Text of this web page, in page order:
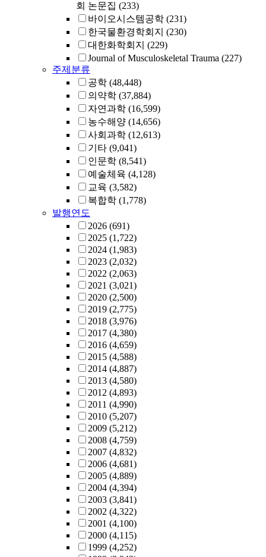
회 논문집 (233)
바이오시스템공학 (231)
한국물환경학회지 (230)
대한화학회지 (229)
Journal of Musculoskeletal Trauma (227)
주제분류
공학 (48,448)
의약학 (37,884)
자연과학 (16,599)
농수해양 (14,656)
사회과학 (12,613)
기타 (9,041)
인문학 (8,541)
예술체육 (4,128)
교육 (3,582)
복합학 (1,778)
발행연도
2026 (691)
2025 (1,722)
2024 (1,983)
2023 (2,032)
2022 (2,063)
2021 (3,021)
2020 (2,500)
2019 (2,775)
2018 (3,976)
2017 (4,380)
2016 (4,659)
2015 (4,588)
2014 (4,887)
2013 (4,580)
2012 (4,893)
2011 (4,990)
2010 (5,207)
2009 (5,212)
2008 (4,759)
2007 (4,832)
2006 (4,681)
2005 (4,889)
2004 (4,394)
2003 (3,841)
2002 (4,322)
2001 (4,100)
2000 (4,115)
1999 (4,252)